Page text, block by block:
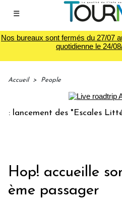
☰
Nos bureaux sont fermés du 27/07
quotidienne le 24/
Accueil > People
des "Escales
Hop! accueille
ème passager